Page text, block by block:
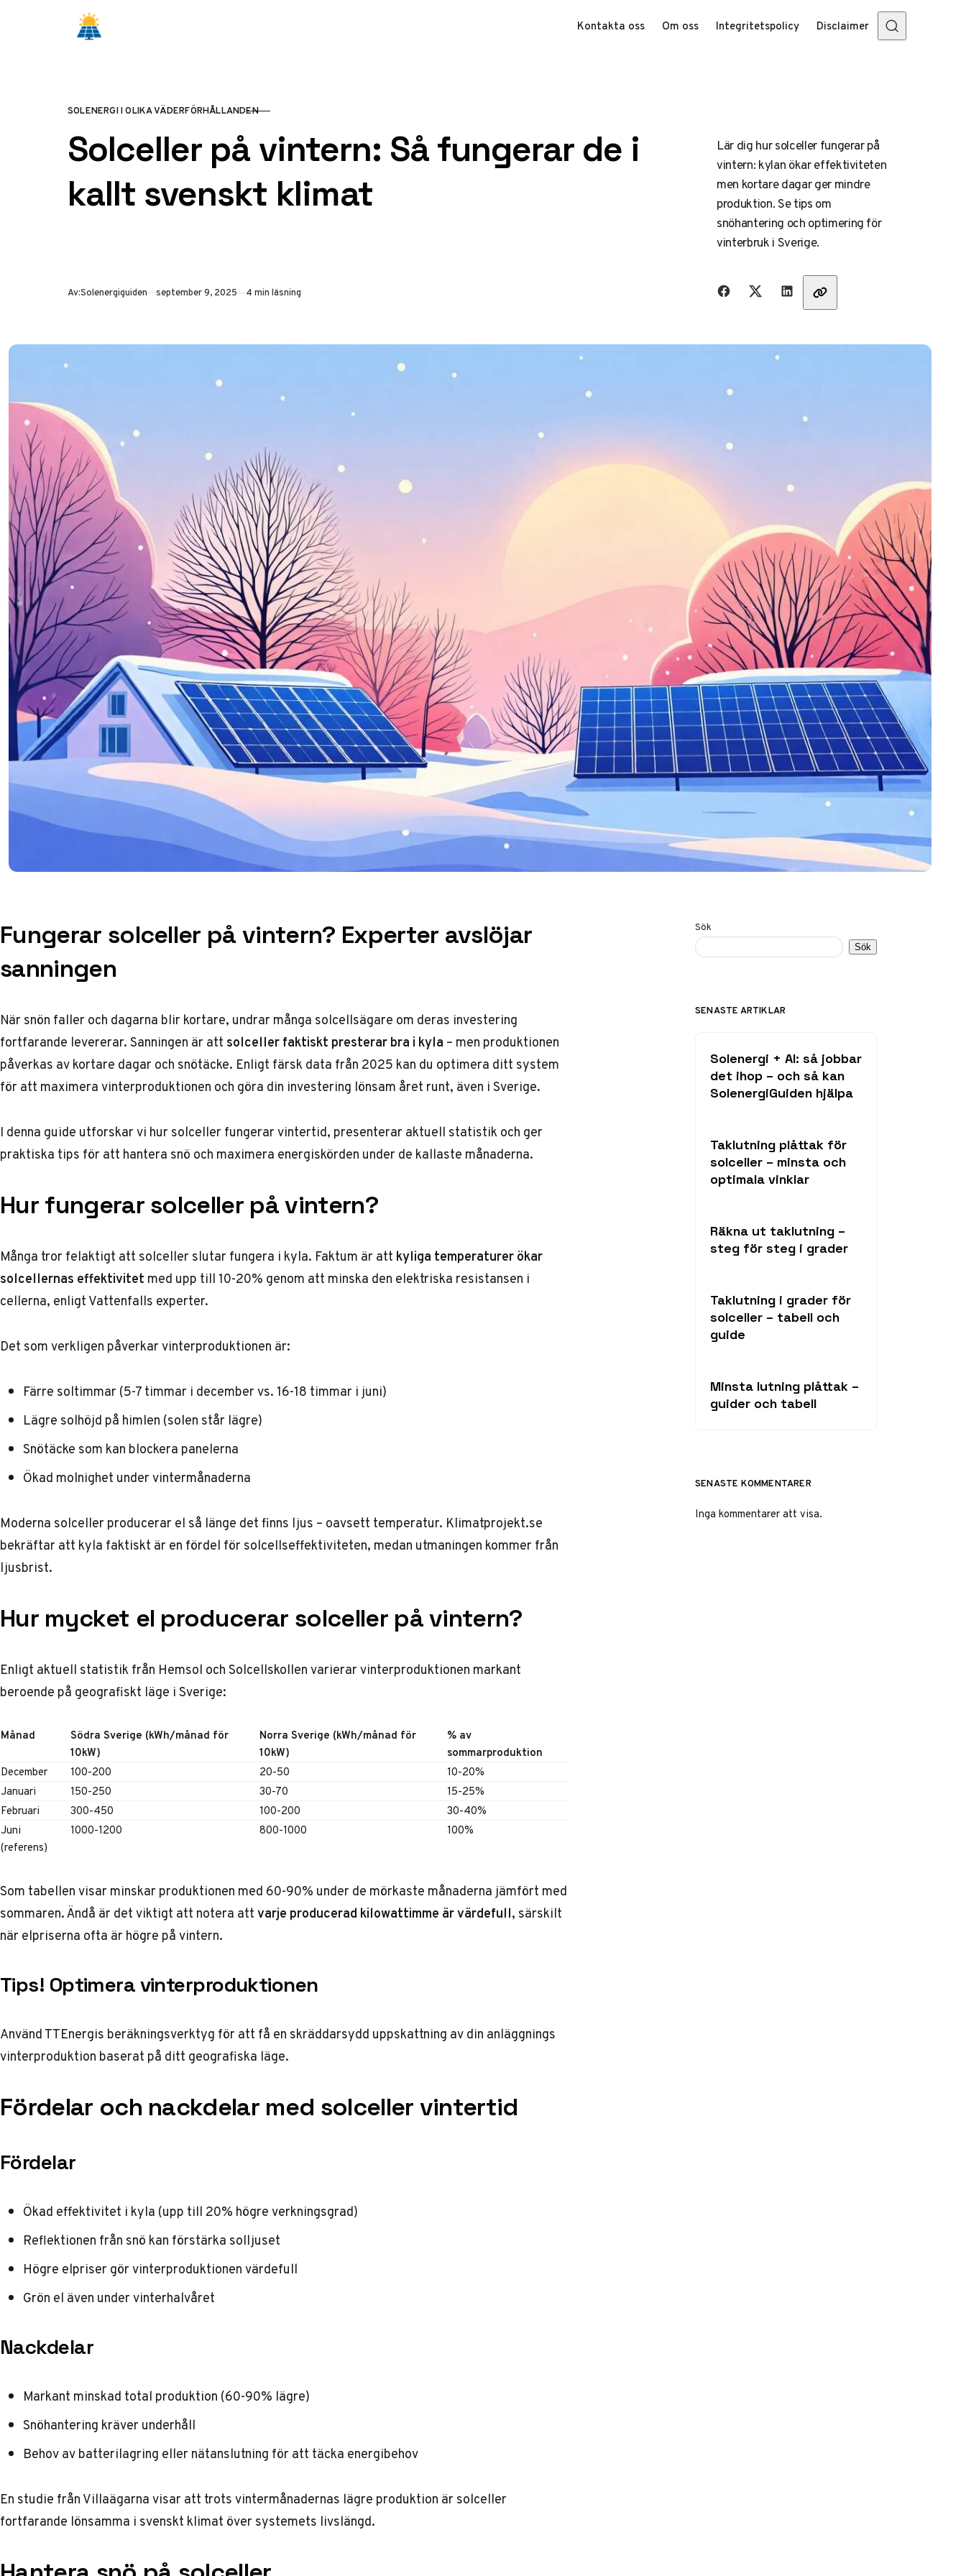
Hoppa till innehåll
Kontakta oss Om oss Integritetspolicy Disclaimer
KATEGORI
SOLENERGI I OLIKA VÄDERFÖRHÅLLANDEN
Solceller på vintern: Så fungerar de i
kallt svenskt klimat
Lär dig hur solceller fungerar på
vintern: kylan ökar effektiviteten
men kortare dagar ger mindre
produktion. Se tips om
snöhantering och optimering för
vinterbruk i Sverige.
Av:Solenergiguiden Publicerad
september 9, 2025 4 min läsning Dela med vänner
Fungerar solceller på vintern? Experter avslöjar
sanningen
När snön faller och dagarna blir kortare, undrar många solcellsägare om deras investering
fortfarande levererar. Sanningen är att solceller faktiskt presterar bra i kyla – men produktionen
påverkas av kortare dagar och snötäcke. Enligt färsk data från 2025 kan du optimera ditt system
för att maximera vinterproduktionen och göra din investering lönsam året runt, även i Sverige.
I denna guide utforskar vi hur solceller fungerar vintertid, presenterar aktuell statistik och ger
praktiska tips för att hantera snö och maximera energiskörden under de kallaste månaderna.
Hur fungerar solceller på vintern?
Många tror felaktigt att solceller slutar fungera i kyla. Faktum är att kyliga temperaturer ökar
solcellernas effektivitet med upp till 10-20% genom att minska den elektriska resistansen i
cellerna, enligtVattenfalls experter.
Det som verkligen påverkar vinterproduktionen är:
Färre soltimmar (5-7 timmar i december vs. 16-18 timmar i juni)
Lägre solhöjd på himlen (solen står lägre)
Snötäcke som kan blockera panelerna
Ökad molnighet under vintermånaderna
Moderna solceller producerar el så länge det finns ljus – oavsett temperatur. Klimatprojekt.se
bekräftar att kyla faktiskt är en fördel för solcellseffektiviteten, medan utmaningen kommer från
ljusbrist.
Hur mycket el producerar solceller på vintern?
Enligt aktuell statistik från Hemsol ochSolcellskollenvarierar vinterproduktionen markant
beroende på geografiskt läge i Sverige:
Månad
Södra Sverige (kWh/månad för
10kW)
Norra Sverige (kWh/månad för
10kW)
% av
sommarproduktion
December
100-200 20-50
10-20%
Januari
150-250 30-70
15-25%
Februari
300-450 100-200
30-40%
Juni
(referens)
1000-1200 800-1000 100%
Som tabellen visar minskar produktionen med 60-90% under de mörkaste månaderna jämfört med
sommaren. Ändå är det viktigt att notera attvarje producerad kilowattimme är värdefull, särskilt
när elpriserna ofta är högre på vintern.
Tips! Optimera vinterproduktionen
AnvändTTEnergis beräkningsverktyg för att få en skräddarsydd uppskattning av din anläggnings
vinterproduktion baserat på ditt geografiska läge.
Fördelar och nackdelar med solceller vintertid
Fördelar
Ökad effektivitet i kyla (upp till 20% högre verkningsgrad)
Reflektionen från snö kan förstärka solljuset
Högre elpriser gör vinterproduktionen värdefull
Grön el även under vinterhalvåret
Nackdelar
Markant minskad total produktion (60-90% lägre)
Snöhantering kräver underhåll
Behov av batterilagring eller nätanslutning för att täcka energibehov
En studie frånVillaägarnavisar att trots vintermånadernas lägre produktion är solceller
fortfarande lönsamma i svenskt klimat över systemets livslängd.
Sök
Sök
SENASTE ARTIKLAR
Solenergi + AI: så jobbar
det ihop – och så kan
SolenergiGuiden hjälpa
Taklutning plåttak för
solceller – minsta och
optimala vinklar
Räkna ut taklutning –
steg för steg i grader
Taklutning i grader för
solceller – tabell och
guide
Minsta lutning plåttak –
guider och tabell
SENASTE KOMMENTARER
Inga kommentarer att visa.